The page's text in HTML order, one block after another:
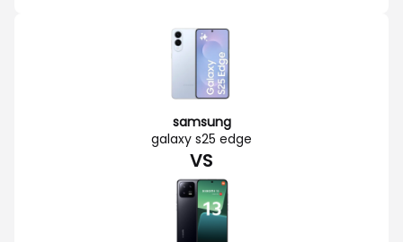
samsung
galaxy s25 edge
VS